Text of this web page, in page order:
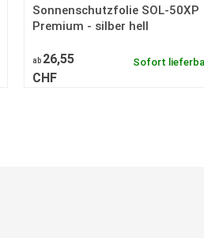
Sonnenschutzfolie SOL-50XP
Premium - silber hell
ab 26,55
CHF
Sofort